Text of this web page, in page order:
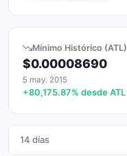
Mínimo Histórico (ATL)
$0.00008690
5 may. 2015
+80,175.87% desde ATL
14 días